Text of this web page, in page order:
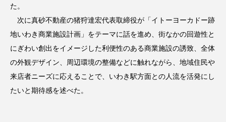
た。
次に真砂不動産の猪狩達宏代表取締役が「イトーヨーカドー跡
地いわき商業施設計画」をテーマに話を進め、街なかの回遊性と
にぎわい創出をイメージした利便性のある商業施設の誘致、全体
の外観デザイン、周辺環境の整備などに触れながら、地域住民や
来店者ニーズに応えることで、いわき駅方面との人流を活発にし
たいと期待感を述べた。